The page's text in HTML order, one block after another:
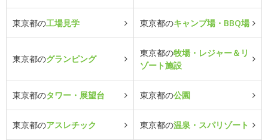
東京都の工場見学 東京都のキャンプ場・BBQ場
東京都のグランピング
東京都の牧場・レジャー＆リ
ゾート施設
東京都のタワー・展望台 東京都の公園
東京都のアスレチック 東京都の温泉・スパリゾート